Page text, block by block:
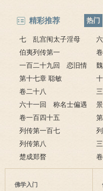
精彩推荐 热门
七 乱宫闱太子淫母
妃 宴仲秋康熙祭上苍
兽
伯夷列传第一
一百二十九回 恋旧情
雍正幸引娣 慰小妾允祉
违圣旨
第十七章 聪敏
卷二十八
恩
六十一回 称名士偏遇
大方家 探情人又见死对
头
卷一百四十五
政
列传第一百七
列传第八
恩
楚成郑瞀
案
佛学入门